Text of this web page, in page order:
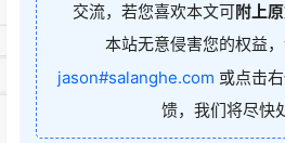
交流，若您喜欢本文可附上
本站无意侵害您的权益
jason#salanghe.com 或点击右
馈，我们将尽快